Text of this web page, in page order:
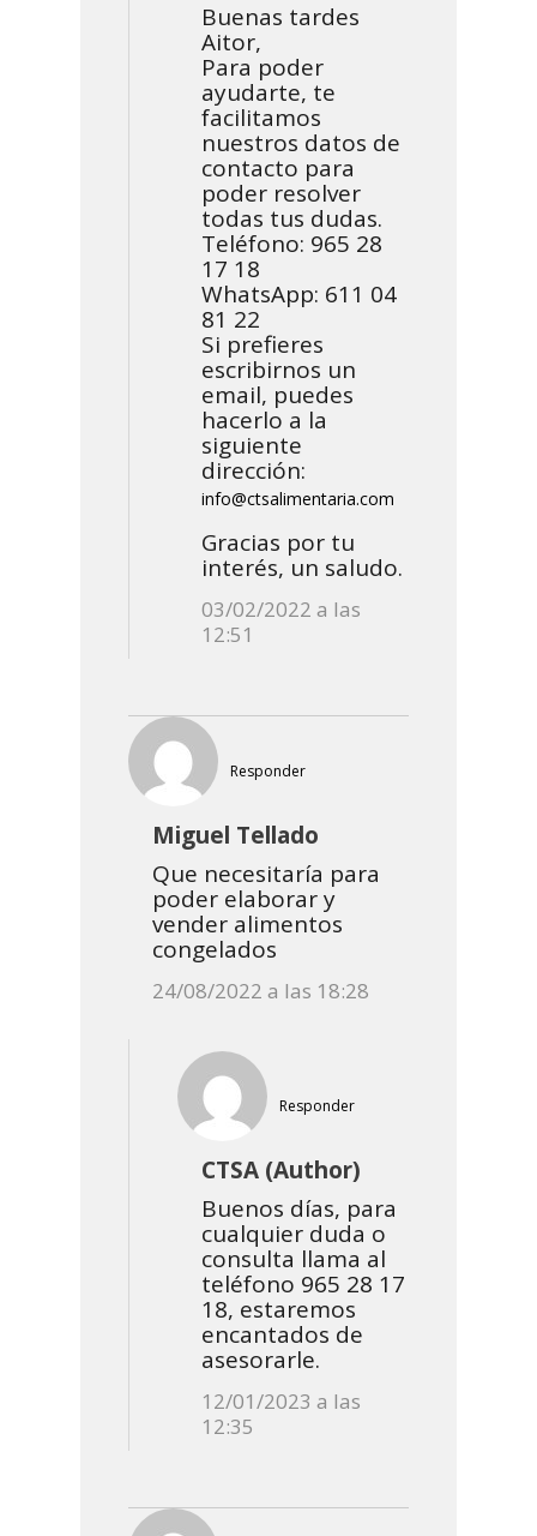
Buenas tardes
Aitor,
Para poder
ayudarte, te
facilitamos
nuestros datos de
contacto para
poder resolver
todas tus dudas.
Teléfono: 965 28
17 18
WhatsApp: 611 04
81 22
Si prefieres
escribirnos un
email, puedes
hacerlo a la
siguiente
dirección:
info@ctsalimentaria.com
Gracias por tu
interés, un saludo.
03/02/2022 a las
12:51
Miguel Tellado
Responder
Que necesitaría para
poder elaborar y
vender alimentos
congelados
24/08/2022 a las 18:28
CTSA (Author)
Responder
Buenos días, para
cualquier duda o
consulta llama al
teléfono 965 28 17
18, estaremos
encantados de
asesorarle.
12/01/2023 a las
12:35